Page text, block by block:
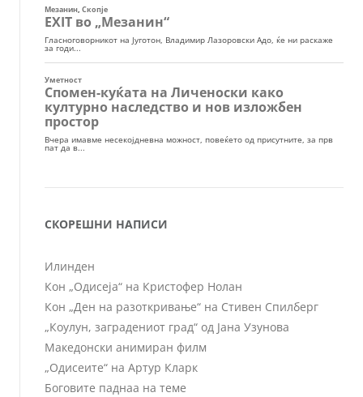
СКОРЕШНИ НАПИСИ
Илинден
Кон „Одисеја“ на Кристофер Нолан
Кон „Ден на разоткривање“ на Стивен Спилберг
„Коулун, заградениот град“ од Јана Узунова
Македонски анимиран филм
„Одисеите“ на Артур Кларк
Боговите паднаа на теме